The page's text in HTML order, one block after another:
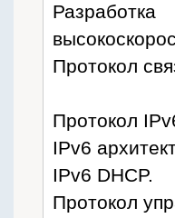
Протокол
Протокол
IPv6
IPv6 DHCP.
Протокол